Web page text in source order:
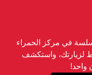
في مركز الحمراء
لزيارتك، واستكشف
واحد!